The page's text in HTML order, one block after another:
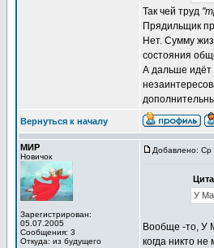
Так чей труд
Прядильщик
Нет. Сумму
состояния
А дальше идёт
Вернуться к началу
МИР
Новичок
Зарегистрирован:
05.07.2005
Сообщения: 3
Откуда: из будущего
Добавлено: Ср
У
Вообще -то, У
когда никто не